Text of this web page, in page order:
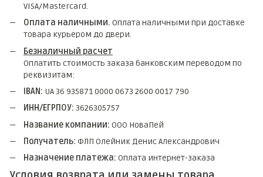
VISA/Mastercard.
Оплата наличными. Оплата наличными при доставке
товара курьером до двери.
Безналичный расчет
Оплатить стоимость заказа банковским переводом по
реквизитам:
IBAN: UA 36 935871 0000 0673 2600 0017 790
ИНН/ЕГРПОУ: 3626305757
Название компании: ООО НоваПей
Получатель: ФЛП Олейник Денис Александрович
Назначение платежа: Оплата интернет-заказа